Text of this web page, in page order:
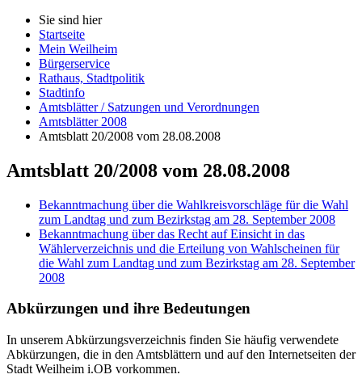
Sie sind hier
Startseite
Mein Weilheim
Bürgerservice
Rathaus, Stadtpolitik
Stadtinfo
Amtsblätter / Satzungen und Verordnungen
Amtsblätter 2008
Amtsblatt 20/2008 vom 28.08.2008
Amtsblatt 20/2008 vom 28.08.2008
Bekanntmachung über die Wahlkreisvorschläge für die Wahl
zum Landtag und zum Bezirkstag am 28. September 2008
Bekanntmachung über das Recht auf Einsicht in das
Wählerverzeichnis und die Erteilung von Wahlscheinen für
die Wahl zum Landtag und zum Bezirkstag am 28. September
2008
Abkürzungen und ihre Bedeutungen
In unserem Abkürzungsverzeichnis finden Sie häufig verwendete
Abkürzungen, die in den Amtsblättern und auf den Internetseiten der
Stadt Weilheim i.OB vorkommen.